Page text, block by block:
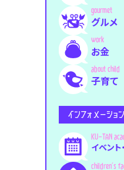
グルメ
お金
子育て
インフォメーショ
イベント